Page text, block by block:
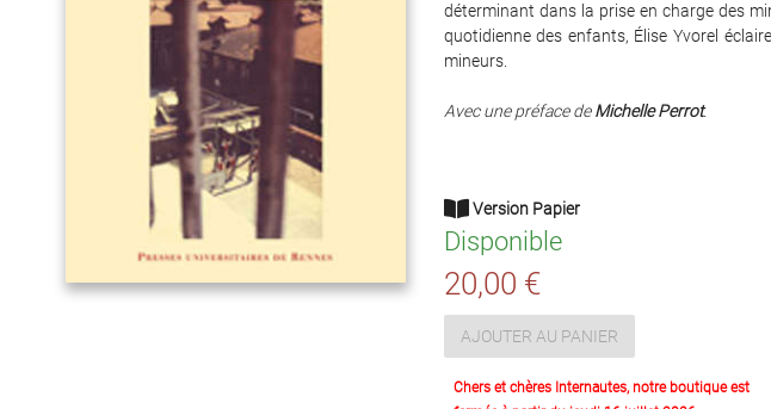
déterminant dans la prise en charge des
quotidienne des enfants, Élise Yvorel
mineurs.
Avec une préface deMichelle Perrot.
Version Papier
Disponible
20,00 €
AJOUTER AU PANIER
Chers et chères Internautes, notre boutique est